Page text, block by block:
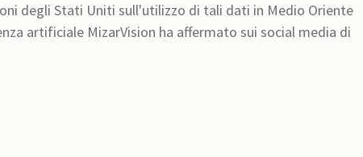
degli Stati Uniti sull'utilizzo di tali dati in Medio Oriente
artificiale MizarVision ha affermato sui social media di